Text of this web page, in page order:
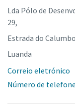
Lda Pólo de
29,
Estrada do
Luanda
Correio eletrónico
Número de telefone